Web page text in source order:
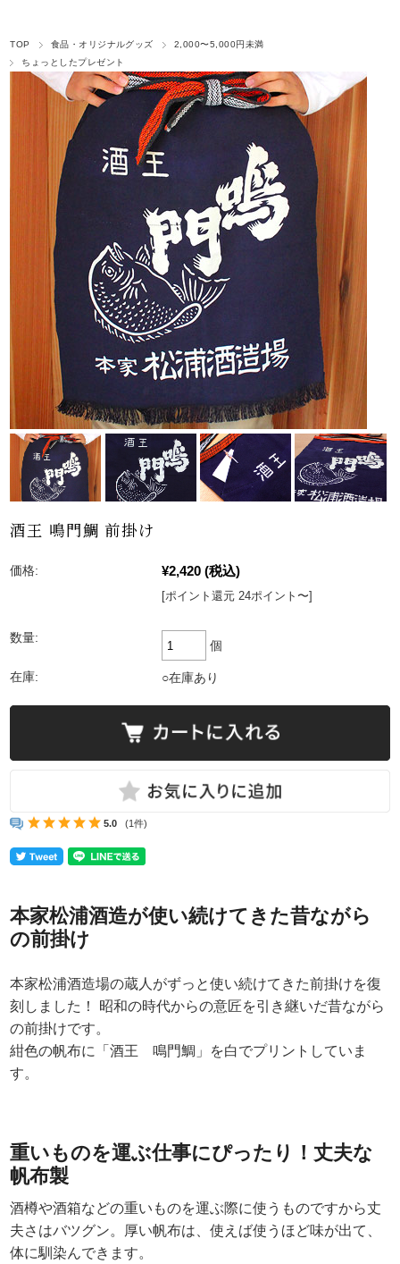
TOP 食品・オリジナルグッズ
2,000〜5,000円未満
ちょっとしたプレゼント
酒王 鳴門鯛 前掛け
価格: ¥2,420 (税込)
[ポイント還元 24ポイント〜]
数量:
個
在庫: ○在庫あり
5.0 (1件)
本家松浦酒造が使い続けてきた昔ながら
の前掛け
本家松浦酒造場の蔵人がずっと使い続けてきた前掛けを復
刻しました！ 昭和の時代からの意匠を引き継いだ昔ながら
の前掛けです。
紺色の帆布に「酒王 鳴門鯛」を白でプリントしていま
す。
重いものを運ぶ仕事にぴったり！丈夫な
帆布製
酒樽や酒箱などの重いものを運ぶ際に使うものですから丈
夫さはバツグン。厚い帆布は、使えば使うほど味が出て、
体に馴染んできます。